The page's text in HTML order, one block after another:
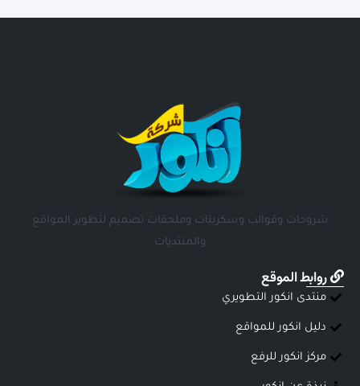
شروحات وقوالب وسكربتات وملحقات تصميم لتطوير المواقع
والمنتديات
روابط الموقع
منتدى انكور التطويري
دليل انكور للمواقع
مركز انكور للرفع